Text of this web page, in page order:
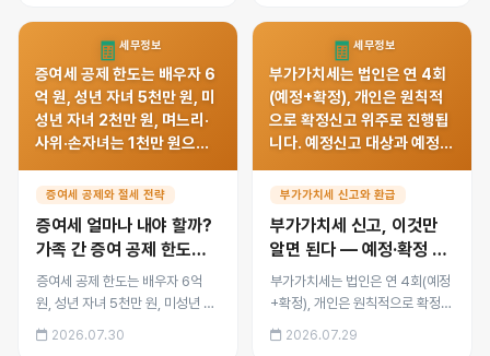
을 정리했습니다.
🧾 세무정보
증여세 공제 한도는 배우자 6
억 원, 성년 자녀 5천만 원, 미
성년 자녀 2천만 원, 며느리·
사위·손자녀는 1천만 원으로
칙과 분산증여·세대생략증여
증여세 공제와 절세 전략
증여세 얼마나 내야 할까?
가족 간 증여 공제 한도와
절세 방법 총정리
증여세 공제 한도는 배우자 6억
원, 성년 자녀 5천만 원, 미성년 자
녀 2천만 원, 며느리·사위·손자녀
는 1천만 원으로 각각 다릅니다.
2026.07.30
🧾 세무정보
부가가치세는 법인은 연 4회
(예정+확정), 개인은 원칙적
으로 확정신고 위주로 진행됩
니다. 예정신고 대상과 예정고
절차와 소요기간, 무신고·과소
부가가치세 신고와 환급
부가가치세 신고, 이것만
알면 된다 — 예정·확정 신
고와 환급 절차 완전 정리
부가가치세는 법인은 연 4회(예정
+확정), 개인은 원칙적으로 확정신
고 위주로 진행됩니다. 예정신고
대상과 예정고지의 차이, 조기환급
2026.07.29